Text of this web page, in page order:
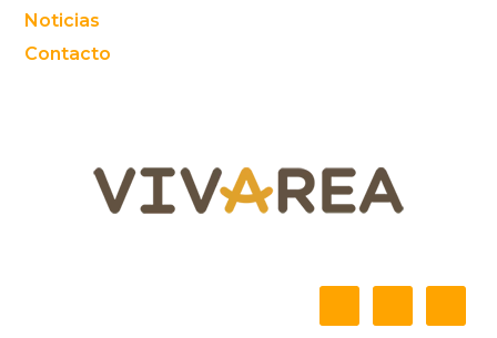
Noticias
Contacto